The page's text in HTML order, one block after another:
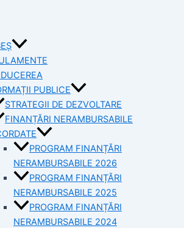
PUBLICE
STRATEGII DE DEZVOLTARE
FINANȚĂRI NERAMBURSABILE
PROGRAM FINANȚĂRI
NERAMBURSABILE 2026
PROGRAM FINANȚĂRI
NERAMBURSABILE 2025
PROGRAM FINANȚĂRI
NERAMBURSABILE 2024